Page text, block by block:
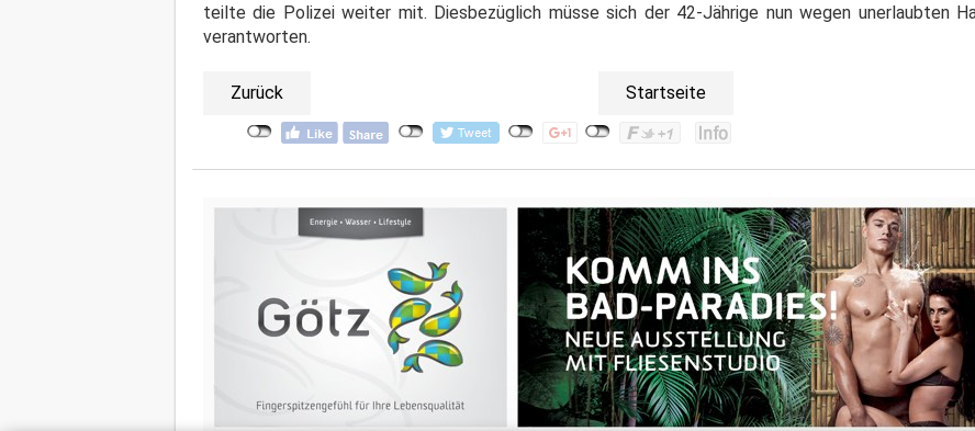
teilte die Polizei weiter mit. Diesbezüglich müsse sich der 42-Jährige nun wegen unerlaubten
verantworten.
Zurück Startseite